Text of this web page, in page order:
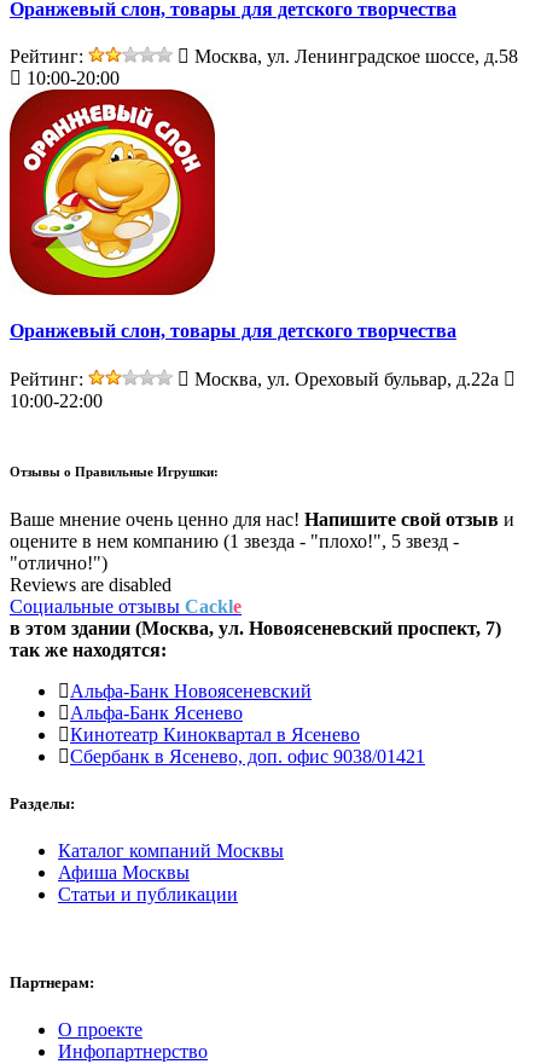
Оранжевый слон, товары для детского творчества
Рейтинг:
Москва, ул. Ленинградское шоссе, д.58
10:00-20:00
Оранжевый слон, товары для детского творчества
Рейтинг:
Москва, ул. Ореховый бульвар, д.22а
10:00-22:00
Отзывы о Правильные Игрушки:
Ваше мнение очень ценно для нас! Напишите свой отзыв и
оцените в нем компанию (1 звезда - "плохо!", 5 звезд -
"отлично!")
Reviews are disabled
Социальные отзывы Cackle
в этом здании (Москва, ул. Новоясеневский проспект, 7)
так же находятся:
Альфа-Банк Новоясеневский
Альфа-Банк Ясенево
Кинотеатр Киноквартал в Ясенево
Сбербанк в Ясенево, доп. офис 9038/01421
Разделы:
Каталог компаний Москвы
Афиша Москвы
Статьи и публикации
Партнерам:
О проекте
Инфопартнерство